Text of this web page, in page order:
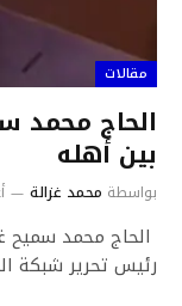
مقالات
الحاج محمد
بين أهله
بواسطة محمد غزالة
الحاج محمد سميح
رئيس تحرير شبكة